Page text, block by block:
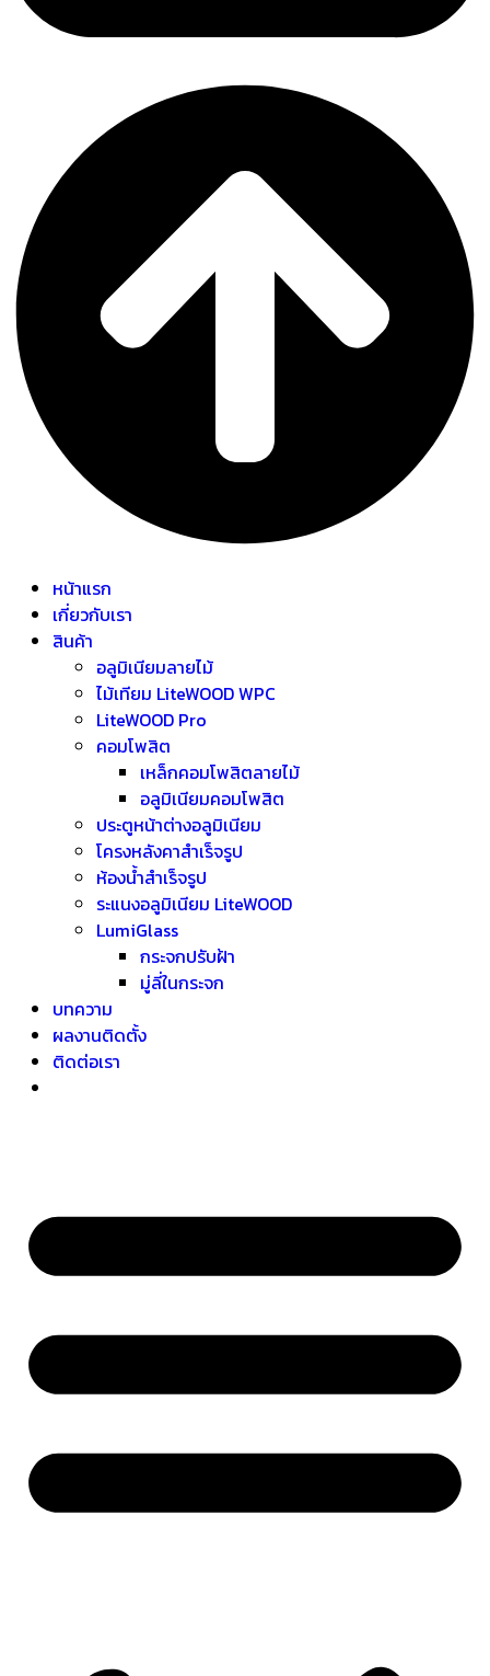
หน้าแรก
เกี่ยวกับเรา
สินค้า
อลูมิเนียมลายไม้
ไม้เทียม LiteWOOD WPC
LiteWOOD Pro
คอมโพสิต
เหล็กคอมโพสิตลายไม้
อลูมิเนียมคอมโพสิต
ประตูหน้าต่างอลูมิเนียม
โครงหลังคาสำเร็จรูป
ห้องน้ำสำเร็จรูป
ระแนงอลูมิเนียม LiteWOOD
LumiGlass
กระจกปรับฝ้า
มู่ลี่ในกระจก
บทความ
ผลงานติดตั้ง
ติดต่อเรา